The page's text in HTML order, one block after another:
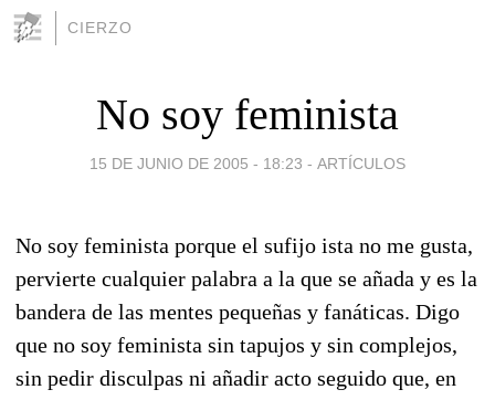
CIERZO
No soy feminista
15 DE JUNIO DE 2005 - 18:23 - ARTÍCULOS
No soy feminista porque el sufijo ista no me gusta,
pervierte cualquier palabra a la que se añada y es la
bandera de las mentes pequeñas y fanáticas. Digo
que no soy feminista sin tapujos y sin complejos,
sin pedir disculpas ni añadir acto seguido que, en